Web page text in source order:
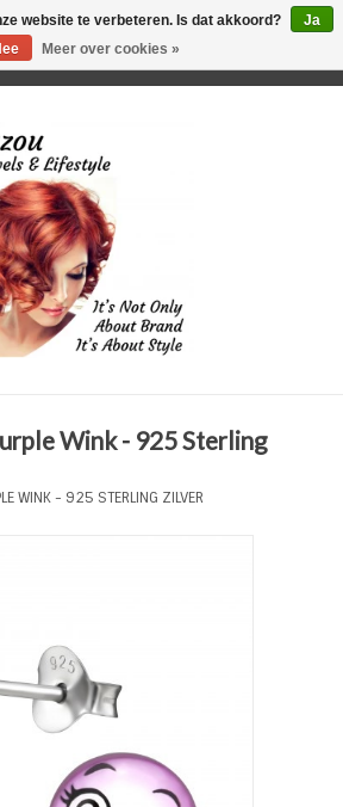
Wink - 925 Sterling
WINK - 925 STERLING ZILVER
website te verbeteren. Is dat akkoord?
Ja
Meer over cookies »